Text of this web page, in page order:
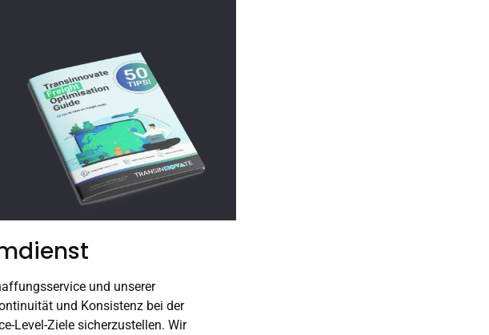
und unserer
und Konsistenz bei der
Level-Ziele sicherzustellen. Wir